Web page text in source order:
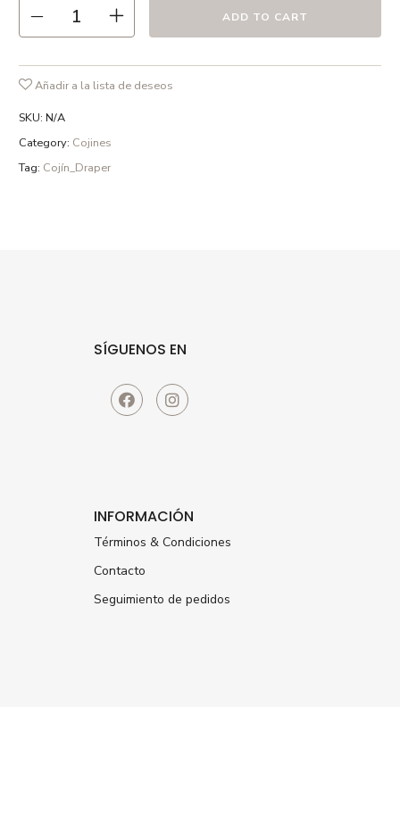
● Recomendamos lavado en frío ó a 30º max. , el uso de
detergentes sin fosfatos y en ciclo delicado
ADD TO CART
Añadir a la lista de deseos
SKU:N/A
Category: Cojines
Tag: Cojín_Draper
SÍGUENOS EN
INFORMACIÓN
Términos & Condiciones
Contacto
Seguimiento de pedidos